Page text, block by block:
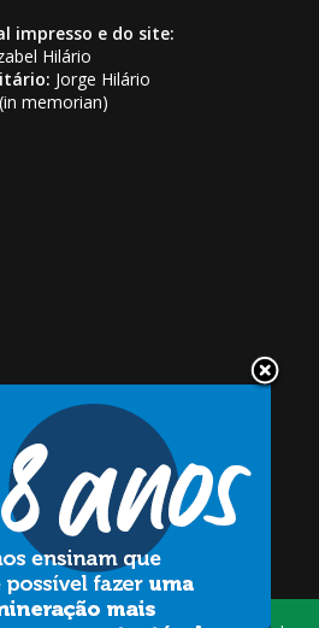
impresso e do site:
Hilário
Jorge Hilário
memorian)